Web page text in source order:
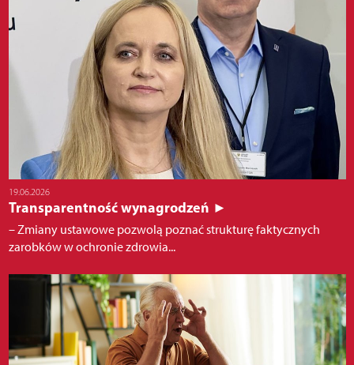
19.06.2026
Transparentność wynagrodzeń ►
– Zmiany ustawowe pozwolą poznać strukturę faktycznych
zarobków w ochronie zdrowia...